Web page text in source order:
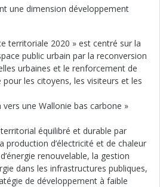
une dimension développement
territoriale 2020 » est centré sur la
public urbain par la reconversion
urbaines et le renforcement de
pour les citoyens, les visiteurs et les
vers une Wallonie bas carbone »
équilibré et durable par
production d’électricité et de chaleur
renouvelable, la gestion
dans les infrastructures publiques,
de développement à faible